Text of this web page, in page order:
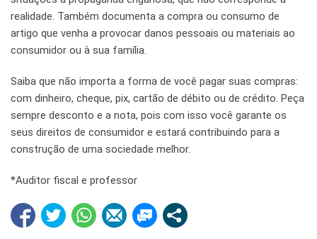
realidade. Também documenta a compra ou consumo de
artigo que venha a provocar danos pessoais ou materiais ao
consumidor ou à sua família.
Saiba que não importa a forma de você pagar suas compras:
com dinheiro, cheque, pix, cartão de débito ou de crédito. Peça
sempre desconto e a nota, pois com isso você garante os
seus direitos de consumidor e estará contribuindo para a
construção de uma sociedade melhor.
*Auditor fiscal e professor